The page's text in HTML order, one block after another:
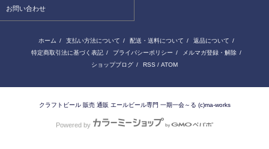
お問い合わせ
ホーム / 支払い方法について / 配送・送料について / 返品について /
特定商取引法に基づく表記 / プライバシーポリシー / メルマガ登録・解除 /
ショップブログ / RSS / ATOM
クラフトビール 販売 通販 エールビール専門 一期一会～る (c)ma-works
Powered by